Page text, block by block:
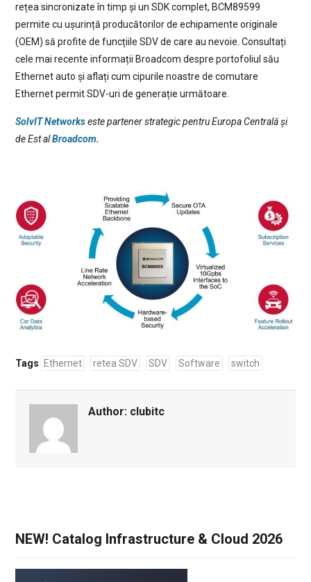
rețea sincronizate în timp și un SDK complet, BCM89599
permite cu ușurință producătorilor de echipamente originale
(OEM) să profite de funcțiile SDV de care au nevoie. Consultați
cele mai recente informații Broadcom despre portofoliul său
Ethernet auto și aflați cum cipurile noastre de comutare
Ethernet permit SDV-uri de generație următoare.
SolvIT Networkseste partener strategic pentru Europa Centrală și
de Est alBroadcom.
Tags Ethernet retea SDV SDV Software switch
Author: clubitc
NEW! Catalog Infrastructure & Cloud 2026